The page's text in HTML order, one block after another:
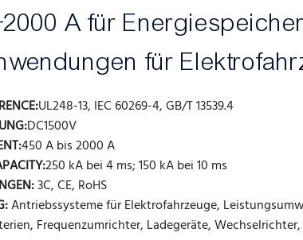
A für
für
UL248-13, IEC 60269-4, GB/T 13539.4
DC1500V
450 A bis 2000 A
250 kA bei 4 ms; 150 kA bei 10 ms
3C, CE, RoHS
Antriebssysteme für Elektrofahrzeuge,
Frequenzumrichter, Ladegeräte,